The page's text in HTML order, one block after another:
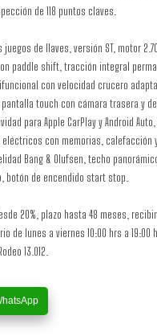
de 118 puntos claves.
de llaves, versión ST, motor
paddle shift, tracción integral
con velocidad crucero
touch con cámara trasera y
para Apple CarPlay y Android
con memorias, calefacción
Bang & Olufsen, techo
botón de encendido start stop.
20%, plazo hasta 48 meses,
de lunes a viernes 10:00 hrs a 19:00
13.012.